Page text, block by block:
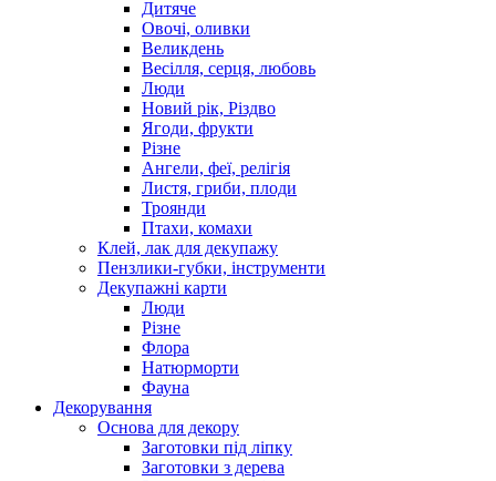
Дитяче
Овочі, оливки
Великдень
Весілля, серця, любовь
Люди
Новий рік, Різдво
Ягоди, фрукти
Різне
Ангели, феї, релігія
Листя, гриби, плоди
Троянди
Птахи, комахи
Клей, лак для декупажу
Пензлики-губки, інструменти
Декупажні карти
Люди
Різне
Флора
Натюрморти
Фауна
Декорування
Основа для декору
Заготовки під ліпку
Заготовки з дерева